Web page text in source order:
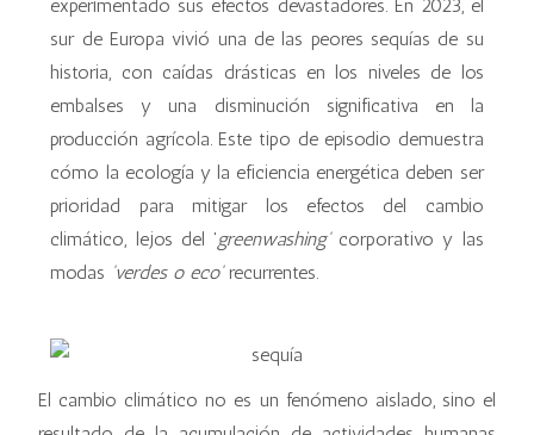
experimentado sus efectos devastadores. En 2023, el
sur de Europa vivió una de las peores sequías de su
historia, con caídas drásticas en los niveles de los
embalses y una disminución significativa en la
producción agrícola. Este tipo de episodio demuestra
cómo la ecología y la eficiencia energética deben ser
prioridad para mitigar los efectos del cambio
climático, lejos del 'greenwashing'corporativo y las
modas 'verdes o eco'recurrentes.
El cambio climático no es un fenómeno aislado, sino el